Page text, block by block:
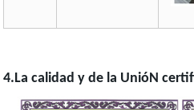
4.La calidad y de la UnióN